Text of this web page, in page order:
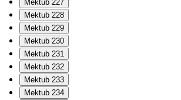
Mektub 227
Mektub 228
Mektub 229
Mektub 230
Mektub 231
Mektub 232
Mektub 233
Mektub 234